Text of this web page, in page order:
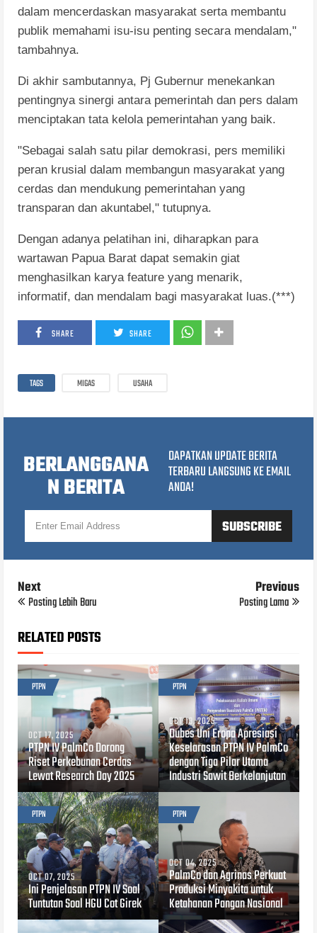
dalam mencerdaskan masyarakat serta membantu
publik memahami isu-isu penting secara mendalam,"
tambahnya.
Di akhir sambutannya, Pj Gubernur menekankan
pentingnya sinergi antara pemerintah dan pers dalam
menciptakan tata kelola pemerintahan yang baik.
"Sebagai salah satu pilar demokrasi, pers memiliki
peran krusial dalam membangun masyarakat yang
cerdas dan mendukung pemerintahan yang
transparan dan akuntabel," tutupnya.
Dengan adanya pelatihan ini, diharapkan para
wartawan Papua Barat dapat semakin giat
menghasilkan karya feature yang menarik,
informatif, dan mendalam bagi masyarakat luas.(***)
SHARE SHARE
TAGS MIGAS USAHA
BERLANGGANA
N BERITA
DAPATKAN UPDATE BERITA
TERBARU LANGSUNG KE EMAIL
ANDA!
Next
Posting Lebih Baru
Previous
Posting Lama
RELATED POSTS
PTPN
OCT 17, 2025
PTPN IV PalmCo Dorong
Riset Perkebunan Cerdas
Lewat Research Day 2025
PTPN
OCT 13, 2025
Dubes Uni Eropa Apresiasi
Keselarasan PTPN IV PalmCo
dengan Tiga Pilar Utama
Industri Sawit Berkelanjutan
PTPN
OCT 07, 2025
Ini Penjelasan PTPN IV Soal
Tuntutan Soal HGU Cot Girek
PTPN
OCT 04, 2025
PalmCo dan Agrinas Perkuat
Produksi Minyakita untuk
Ketahanan Pangan Nasional